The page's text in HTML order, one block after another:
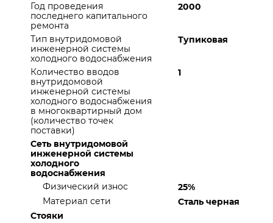
Год проведения
последнего капитального
ремонта
2000
Тип внутридомовой
инженерной системы
холодного водоснабжения
Тупиковая
Количество вводов
внутридомовой
инженерной системы
холодного водоснабжения
в многоквартирный дом
(количество точек
поставки)
1
Сеть внутридомовой
инженерной системы
холодного
водоснабжения
Физический износ
25%
Материал сети
Сталь черная
Стояки